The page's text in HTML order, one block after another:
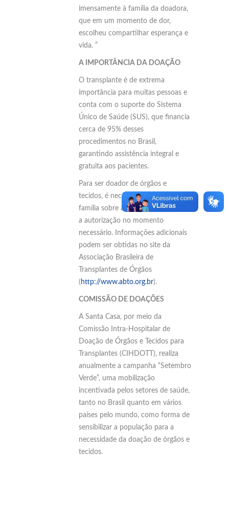
imensamente à família da doadora,
que em um momento de dor,
escolheu compartilhar esperança e
vida. ”
A IMPORTÂNCIA DA DOAÇÃO
O transplante é de extrema
importância para muitas pessoas e
conta com o suporte do Sistema
Único de Saúde (SUS), que financia
cerca de 95% desses
procedimentos no Brasil,
garantindo assistência integral e
gratuita aos pacientes.
Para ser doador de órgãos e
tecidos, é necessário informar a
família sobre a decisão, facilitando
a autorização no momento
necessário. Informações adicionais
podem ser obtidas no site da
Associação Brasileira de
Transplantes de Órgãos
( http://www.abto.org.br).
COMISSÃO DE DOAÇÕES
A Santa Casa, por meio da
Comissão Intra-Hospitalar de
Doação de Órgãos e Tecidos para
Transplantes (CIHDOTT), realiza
anualmente a campanha “Setembro
Verde”, uma mobilização
incentivada pelos setores de saúde,
tanto no Brasil quanto em vários
países pelo mundo, como forma de
sensibilizar a população para a
necessidade da doação de órgãos e
tecidos.